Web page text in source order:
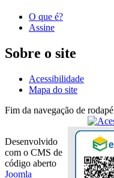
O que é?
Assine
Sobre o site
Acessibilidade
Mapa do site
Fim da navegação de rodapé
Desenvolvido
com o CMS de
código aberto
Joomla